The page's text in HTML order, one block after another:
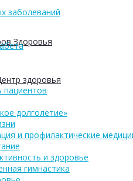
Здоровья
здоровья
заболеваний
пациентов
долголетие»
и профилактические
и здоровье
гимнастика